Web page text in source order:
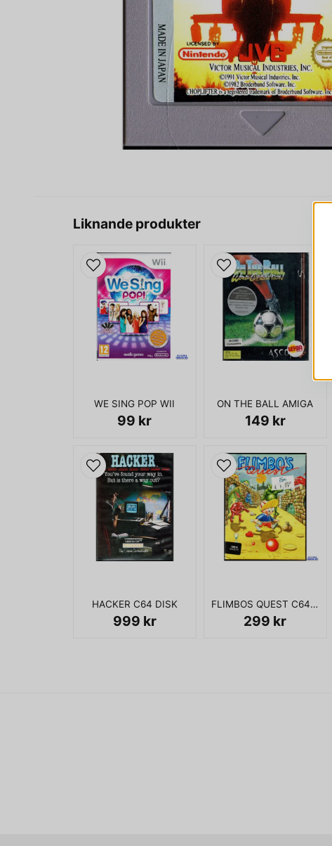
Liknande produkter
WE SING POP WII
99 kr
ON THE BALL AMIGA
149 kr
HACKER C64 DISK
999 kr
FLIMBOS QUEST C64 KASSETT
299 kr